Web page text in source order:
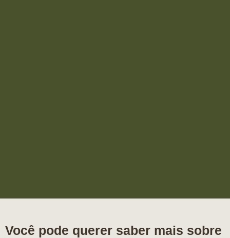
Você pode querer saber mais sobre